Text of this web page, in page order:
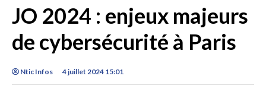
JO 2024 : enjeux majeurs
de cybersécurité à Paris
Ntic Infos 4 juillet 2024 15:01